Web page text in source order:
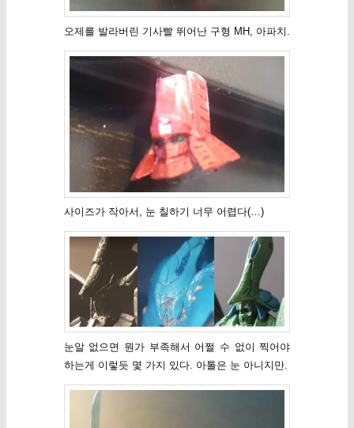
오제를 발라버린 기사빨 뛰어난 구형 MH, 아파치.
사이즈가 작아서, 눈 칠하기 너무 어렵다(…)
눈알 없으면 뭔가 부족해서 어쩔 수 없이 찍어야
하는게 이렇듯 몇 가지 있다. 아톨은 눈 아니지만.